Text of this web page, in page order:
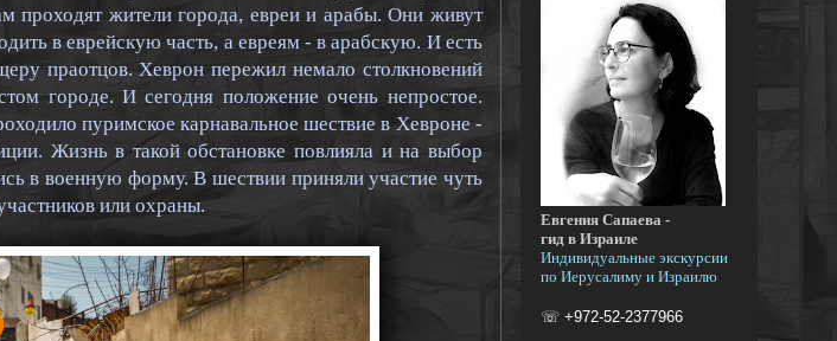
проходят жители города, евреи и арабы. Они живут
в еврейскую часть, а евреям - в арабскую. И есть
праотцов. Хеврон пережил немало столкновений
городе. И сегодня положение очень непростое.
пуримское карнавальное шествие в Хевроне -
Жизнь в такой обстановке повлияла и на выбор
в военную форму. В шествии приняли участие чуть
или охраны.
Евгения Сапаева -
гид в Израиле
Индивидуальные экскурсии
по Иерусалиму и Израилю
☏ +972-52-2377966